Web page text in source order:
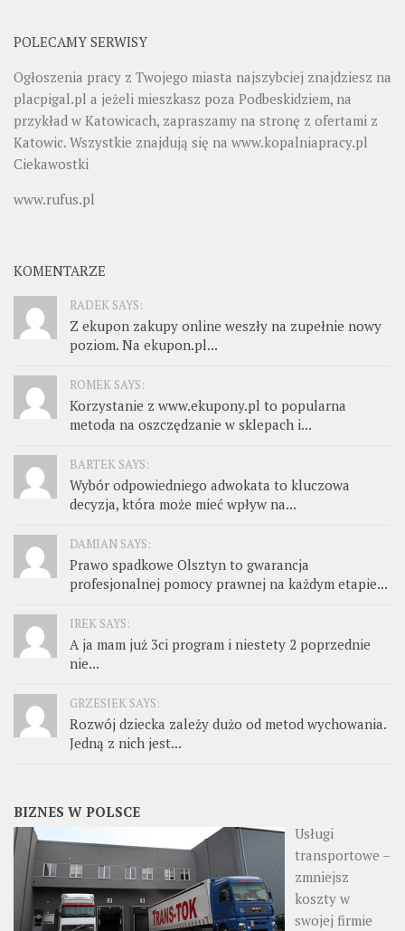
POLECAMY SERWISY
Ogłoszenia pracy z Twojego miasta najszybciej znajdziesz na
placpigal.pl a jeżeli mieszkasz poza Podbeskidziem, na
przykład w Katowicach, zapraszamy na stronę z ofertami z
Katowic. Wszystkie znajdują się na www.kopalniapracy.pl
Ciekawostki
www.rufus.pl
KOMENTARZE
RADEK SAYS:
Z ekupon zakupy online weszły na zupełnie nowy
poziom. Na ekupon.pl...
ROMEK SAYS:
Korzystanie z www.ekupony.pl to popularna
metoda na oszczędzanie w sklepach i...
BARTEK SAYS:
Wybór odpowiedniego adwokata to kluczowa
decyzja, która może mieć wpływ na...
DAMIAN SAYS:
Prawo spadkowe Olsztyn to gwarancja
profesjonalnej pomocy prawnej na każdym etapie...
IREK SAYS:
A ja mam już 3ci program i niestety 2 poprzednie
nie...
GRZESIEK SAYS:
Rozwój dziecka zależy dużo od metod wychowania.
Jedną z nich jest...
BIZNES W POLSCE
Usługi
transportowe –
zmniejsz
koszty w
swojej firmie